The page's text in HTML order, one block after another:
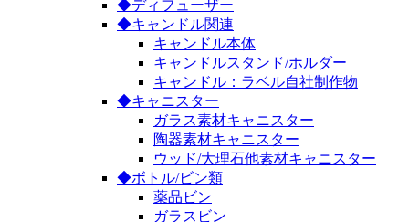
◆ディフューザー
◆キャンドル関連
キャンドル本体
キャンドルスタンド/ホルダー
キャンドル：ラベル自社制作物
◆キャニスター
ガラス素材キャニスター
陶器素材キャニスター
ウッド/大理石他素材キャニスター
◆ボトル/ビン類
薬品ビン
ガラスビン